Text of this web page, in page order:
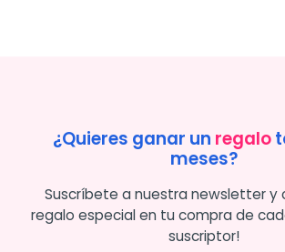
¿Quieres ganar un regalo
meses?
Suscríbete a nuestra newsletter y
regalo especial en tu compra de
suscriptor!